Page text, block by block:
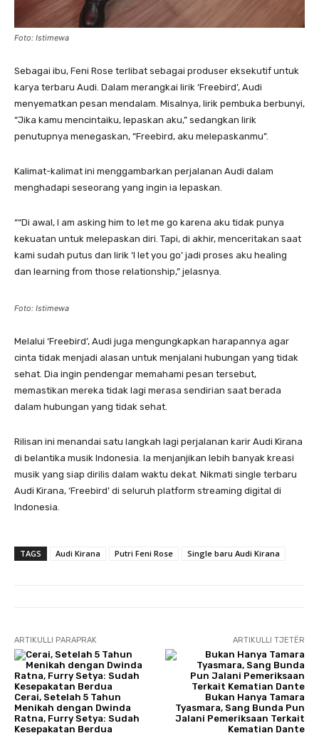
Foto: Istimewa
Sebagai ibu, Feni Rose terlibat sebagai produser eksekutif untuk
karya terbaru Audi. Dalam merangkai lirik ‘Freebird’, Audi
menyematkan pesan mendalam. Misalnya, lirik pembuka berbunyi,
“Jika kamu mencintaiku, lepaskan aku,” sedangkan lirik
penutupnya menegaskan, “Freebird, aku melepaskanmu”.
Kalimat-kalimat ini menggambarkan perjalanan Audi dalam
menghadapi seseorang yang ingin ia lepaskan.
““Di awal, I am asking him to let me go karena aku tidak punya
kekuatan untuk melepaskan diri. Tapi, di akhir, menceritakan saat
kami sudah putus dan lirik ‘I let you go’ jadi proses aku healing
dan learning from those relationship,” jelasnya.
Foto: Istimewa
Melalui ‘Freebird’, Audi juga mengungkapkan harapannya agar
cinta tidak menjadi alasan untuk menjalani hubungan yang tidak
sehat. Dia ingin pendengar memahami pesan tersebut,
memastikan mereka tidak lagi merasa sendirian saat berada
dalam hubungan yang tidak sehat.
Rilisan ini menandai satu langkah lagi perjalanan karir Audi Kirana
di belantika musik Indonesia. Ia menjanjikan lebih banyak kreasi
musik yang siap dirilis dalam waktu dekat. Nikmati single terbaru
Audi Kirana, ‘Freebird’ di seluruh platform streaming digital di
Indonesia.
TAGS Audi Kirana Putri Feni Rose Single baru Audi Kirana
ARTIKULLI PARAPRAK
Cerai, Setelah 5 Tahun
Menikah dengan Dwinda
Ratna, Furry Setya: Sudah
Kesepakatan Berdua
ARTIKULLI TJETËR
Bukan Hanya Tamara
Tyasmara, Sang Bunda Pun
Jalani Pemeriksaan Terkait
Kematian Dante